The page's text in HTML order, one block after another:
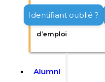
Aide à la recherche
d’emploi
Alumni
Identifiant oublié ?